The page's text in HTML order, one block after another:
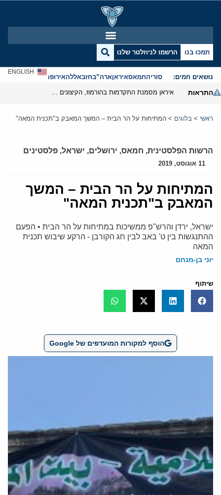
תמכו בנו הרשמו לניוזלטר שלנו
נושאים חמים: סוריהחמאסאיראןארה”בחזבאללהאירופהאנטישמיות
ENGLISH
התראות
ראשי > בלוגים > המתיחות על הר הבית – המשך המאבק ב"תכנית המאה"
הרשות הפלסטינית, חמאס, ירושלים, ישראל, פלסטינים
11 אוגוסט, 2019
המתיחות על הר הבית – המשך
המאבק ב"תכנית המאה"
ישראל, ירדן והרש"פ ממשיכות במתיחות על הר הבית • הפעם
ההתנגשות בין ט' באב לבין חג הקורבן - הרקע שיבוש תכנית
המאה
יוני בן-מנחם
שיתוף
הוסף למקורות המועדפים של Google